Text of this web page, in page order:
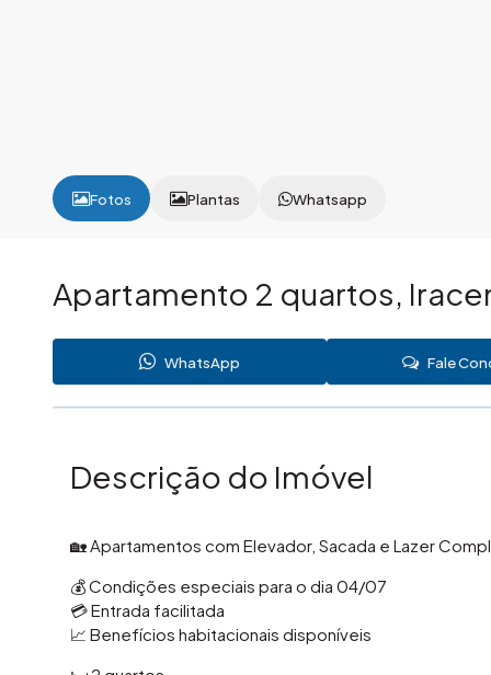
Fotos Plantas Whatsapp
Apartamento 2 quartos,
WhatsApp Fale
Descrição do Imóvel
🏡 Apartamentos com Elevador, Sacada e Lazer
💰 Condições especiais para o dia 04/07
💳 Entrada facilitada
📈 Benefícios habitacionais disponíveis